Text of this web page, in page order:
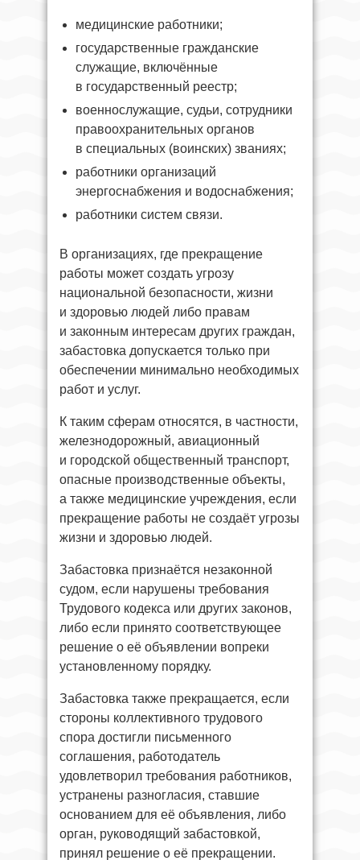
медицинские работники;
государственные гражданские
служащие, включённые
в государственный реестр;
военнослужащие, судьи, сотрудники
правоохранительных органов
в специальных (воинских) званиях;
работники организаций
энергоснабжения и водоснабжения;
работники систем связи.
В организациях, где прекращение
работы может создать угрозу
национальной безопасности, жизни
и здоровью людей либо правам
и законным интересам других граждан,
забастовка допускается только при
обеспечении минимально необходимых
работ и услуг.
К таким сферам относятся, в частности,
железнодорожный, авиационный
и городской общественный транспорт,
опасные производственные объекты,
а также медицинские учреждения, если
прекращение работы не создаёт угрозы
жизни и здоровью людей.
Забастовка признаётся незаконной
судом, если нарушены требования
Трудового кодекса или других законов,
либо если принято соответствующее
решение о её объявлении вопреки
установленному порядку.
Забастовка также прекращается, если
стороны коллективного трудового
спора достигли письменного
соглашения, работодатель
удовлетворил требования работников,
устранены разногласия, ставшие
основанием для её объявления, либо
орган, руководящий забастовкой,
принял решение о её прекращении.